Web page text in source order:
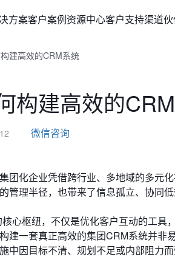
方案客户案例资源中心客户支持渠道
建高效的CRM系统
构建高效的
微信咨询
团化企业凭借跨行业、多地域的多元
管理半径，也带来了信息孤立、协同
心枢纽，不仅是优化客户互动的工具
建一套真正高效的集团CRM系统并非
中因目标不清、规划不足或内部阻力而